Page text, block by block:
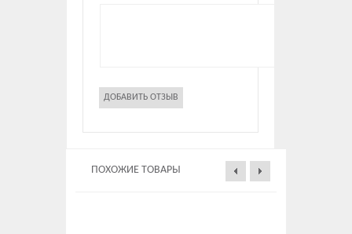
ПОХОЖИЕ ТОВАРЫ